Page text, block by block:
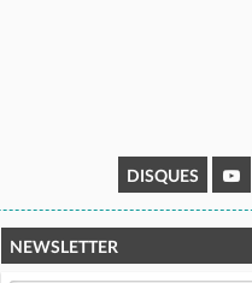
DISQUES
NEWSLETTER